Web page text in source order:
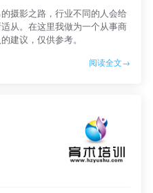
摄影之路，行业不同的人会给
从。在这里我做为一个从事商
建议，仅供参考。
阅读全文→